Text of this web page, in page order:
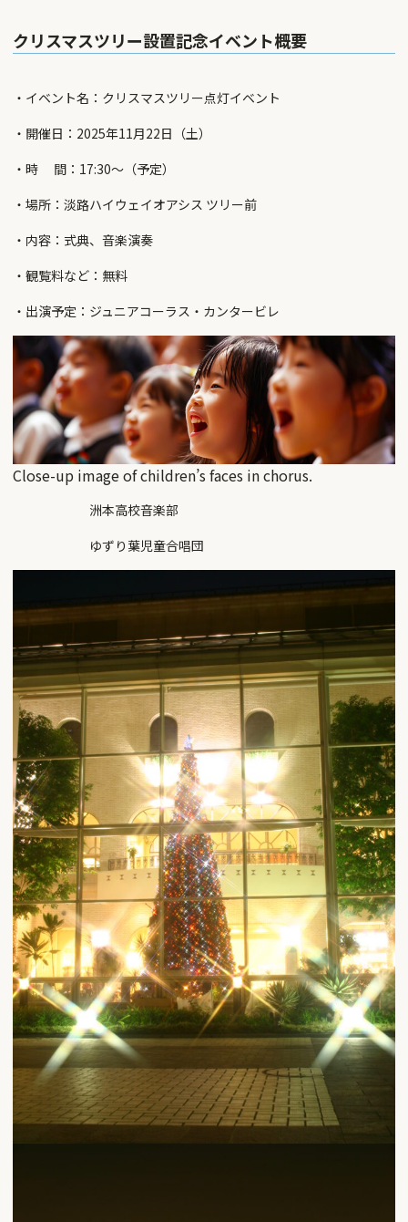
クリスマスツリー設置記念イベント概要
・イベント名：クリスマスツリー点灯イベント
・開催日：2025年11月22日（土）
・時 間：17:30〜（予定）
・場所：淡路ハイウェイオアシス ツリー前
・内容：式典、音楽演奏
・観覧料など：無料
・出演予定：ジュニアコーラス・カンタービレ
Close-up image of children’s faces in chorus.
洲本高校音楽部
ゆずり葉児童合唱団